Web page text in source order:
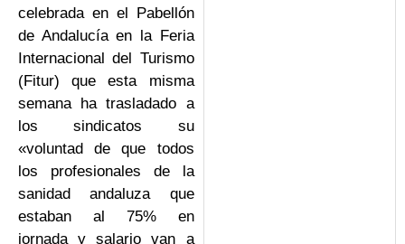
celebrada en el Pabellón
de Andalucía en la Feria
Internacional del Turismo
(Fitur) que esta misma
semana ha trasladado a
los sindicatos su
«voluntad de que todos
los profesionales de la
sanidad andaluza que
estaban al 75% en
jornada y salario van a